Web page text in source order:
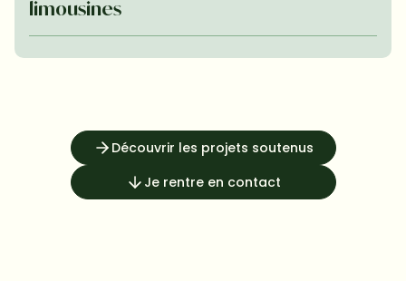
limousines
Découvrir les projets soutenus
Je rentre en contact